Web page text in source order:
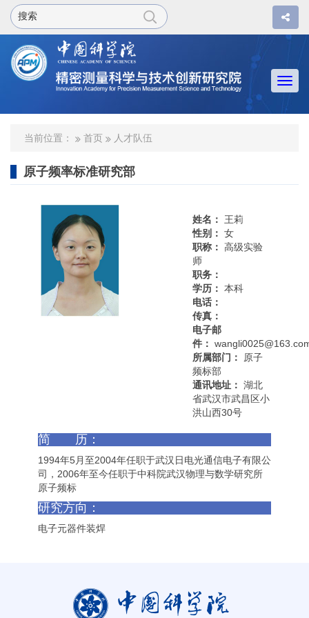
当前位置： 首页 人才队伍
原子频率标准研究部
姓名：
王莉
性别： 女
职称： 高级实验
师
职务：
学历： 本科
电话：
传真：
电子邮
件：
所属部门：
原子
频标部
通讯地址： 湖北
省武汉市武昌区小
洪山西30号
简 历：
1994年5月至2004年任职于武汉日电光通信电子有限公
司，2006年至今任职于中科院武汉物理与数学研究所
原子频标
研究方向：
电子元器件装焊